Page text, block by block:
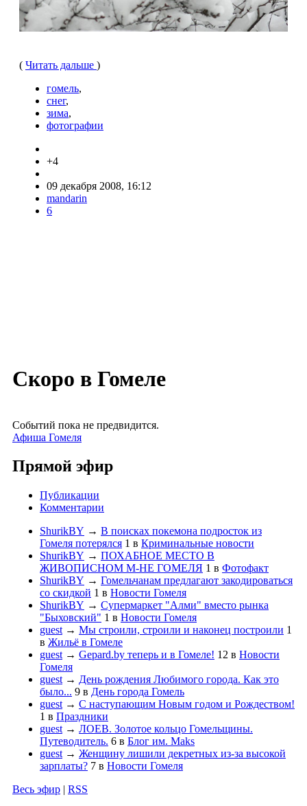
( Читать дальше )
гомель,
снег,
зима,
фотографии
+4
09 декабря 2008, 16:12
mandarin
6
Скоро в Гомеле
Событий пока не предвидится.
Афиша Гомеля
Прямой эфир
Публикации
Комментарии
ShurikBY → В поисках покемона подросток из
Гомеля потерялся 1 в Криминальные новости
ShurikBY → ПОХАБНОЕ МЕСТО В
ЖИВОПИСНОМ М-НЕ ГОМЕЛЯ 1 в Фотофакт
ShurikBY → Гомельчанам предлагают закодироваться
со скидкой 1 в Новости Гомеля
ShurikBY → Супермаркет "Алми" вместо рынка
"Быховский" 1 в Новости Гомеля
guest → Мы строили, строили и наконец построили 1
в Жильё в Гомеле
guest → Gepard.by теперь и в Гомеле! 12 в Новости
Гомеля
guest → День рождения Любимого города. Как это
было... 9 в День города Гомель
guest → С наступающим Новым годом и Рождеством!
1 в Праздники
guest → ЛОЕВ. Золотое кольцо Гомельщины.
Путеводитель. 6 в Блог им. Maks
guest → Женщину лишили декретных из-за высокой
зарплаты? 7 в Новости Гомеля
Весь эфир | RSS